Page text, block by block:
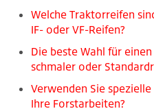
Welche Traktorreifen
IF- oder VF-Reifen?
Die beste Wahl für
schmaler oder
Verwenden Sie
Ihre Forstarbeiten?